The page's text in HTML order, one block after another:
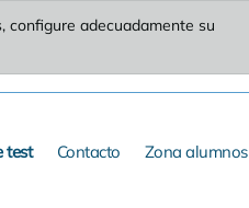
configure adecuadamente su
test Contacto Zona alumnos